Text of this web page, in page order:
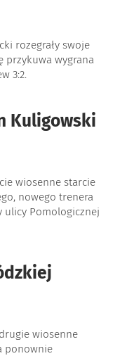
rozegrały swoje
przykuwa wygrana
3:2.
Kuligowski
wiosenne starcie
nowego trenera
ulicy Pomologicznej
wiosenne
ponownie